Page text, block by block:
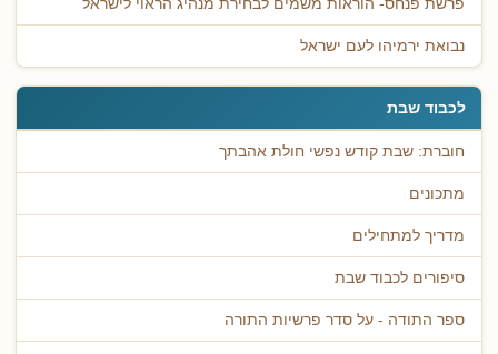
פרשת פנחס- הוראות משמים לבחירת מנהיג הראוי לישראל
נבואת ירמיהו לעם ישראל
לכבוד שבת
חוברת: שבת קודש נפשי חולת אהבתך
מתכונים
מדריך למתחילים
סיפורים לכבוד שבת
ספר התודה - על סדר פרשיות התורה